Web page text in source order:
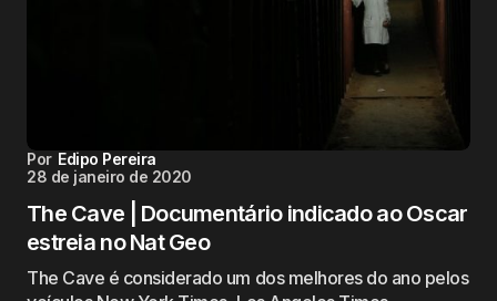
Por Edipo Pereira
28 de janeiro de 2020
The Cave | Documentário indicado ao Oscar
estreia no Nat Geo
The Cave é considerado um dos melhores do ano pelos